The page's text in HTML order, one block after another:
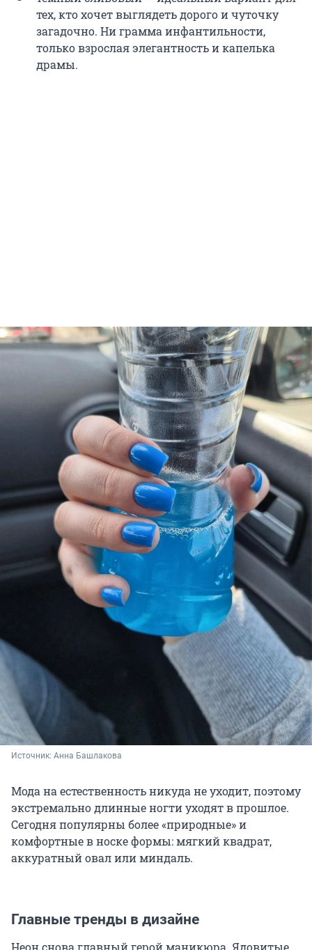
тех, кто хочет выглядеть дорого и чуточку
загадочно. Ни грамма инфантильности,
только взрослая элегантность и капелька
драмы.
Источник: Анна Башлакова
Мода на естественность никуда не уходит, поэтому
экстремально длинные ногти уходят в прошлое.
Сегодня популярны более «природные» и
комфортные в носке формы: мягкий квадрат,
аккуратный овал или миндаль.
Главные тренды в дизайне
Неон снова главный герой маникюра. Ядовитые